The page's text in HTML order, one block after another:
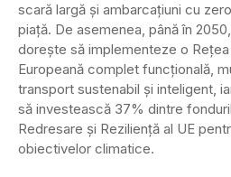
scară largă şi ambarcaţiuni cu
piaţă. De asemenea, până în
doreşte să implementeze o
Europeană complet funcţională,
transport sustenabil şi inteligent,
să investească 37% dintre
Redresare şi Rezilienţă al UE
obiectivelor climatice.